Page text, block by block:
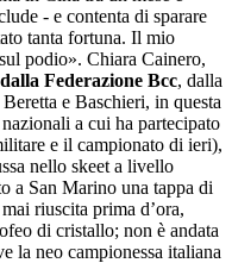
- e contenta di sparare
tanta fortuna. Il mio
podio». Chiara Cainero,
Federazione Bcc, dalla
e Baschieri, in questa
a cui ha partecipato
e il campionato di ieri),
nello skeet a livello
a San Marino una tappa di
riuscita prima d’ora,
di cristallo; non è andata
la neo campionessa italiana